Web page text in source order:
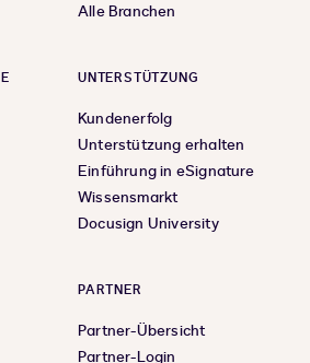
Alle Branchen
UNTERSTÜTZUNG
Kundenerfolg
Unterstützung erhalten
Einführung in eSignature
Wissensmarkt
Docusign University
PARTNER
Partner-Übersicht
Partner-Login